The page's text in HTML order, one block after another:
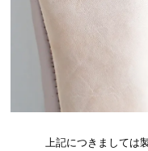
上記につきましては